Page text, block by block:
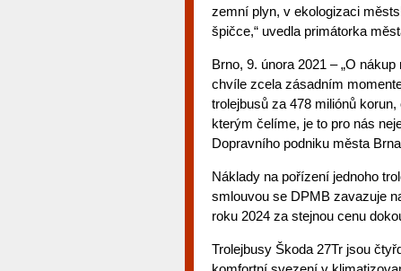
zemní plyn, v ekologizaci
špičce,“ uvedla primátorka
Brno, 9. února 2021 – „O
chvíle zcela zásadním
trolejbusů za 478 miliónů
kterým čelíme, je to pro nás
Dopravního podniku města
Náklady na pořízení jednoho
smlouvou se DPMB zavazuje
roku 2024 za stejnou cenu
Trolejbusy Škoda 27Tr jsou